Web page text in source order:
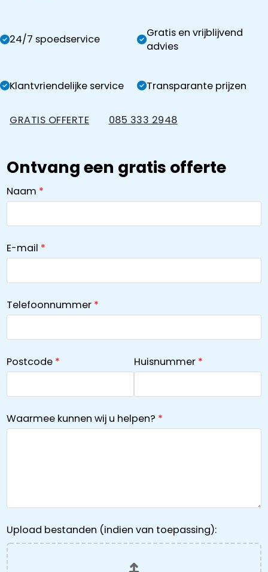
24/7 spoedservice
Gratis en vrijblijvend
advies
Klantvriendelijke service Transparante prijzen
GRATIS OFFERTE 085 333 2948
Ontvang een gratis offerte
Naam
E-mail
Telefoonnummer
Postcode Huisnummer
Waarmee kunnen wij u helpen?
Upload bestanden (indien van toepassing):